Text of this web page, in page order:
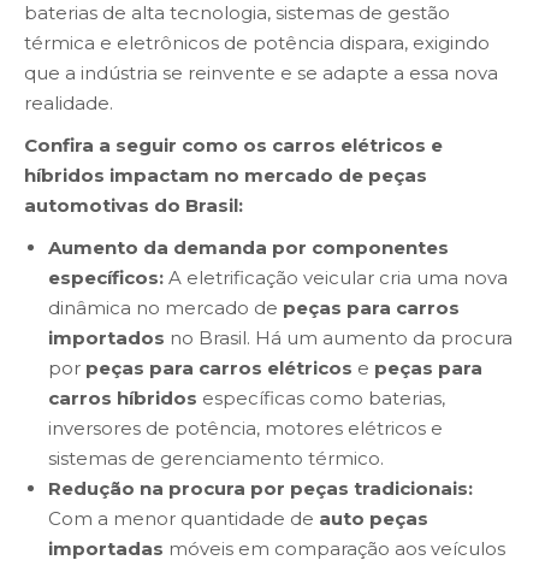
baterias de alta tecnologia, sistemas de gestão
térmica e eletrônicos de potência dispara, exigindo
que a indústria se reinvente e se adapte a essa nova
realidade.
Confira a seguir como os carros elétricos e
híbridos impactam no mercado de peças
automotivas do Brasil:
Aumento da demanda por componentes
específicos: A eletrificação veicular cria uma nova
dinâmica no mercado de peças para carros
importados no Brasil. Há um aumento da procura
por peças para carros elétricos e peças para
carros híbridos específicas como baterias,
inversores de potência, motores elétricos e
sistemas de gerenciamento térmico.
Redução na procura por peças tradicionais:
Com a menor quantidade de auto peças
importadas móveis em comparação aos veículos